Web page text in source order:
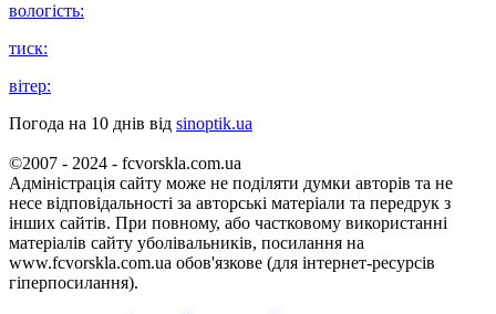
вологість:
тиск:
вітер:
Погода на 10 днів від sinoptik.ua
©2007 - 2024 - fcvorskla.com.ua
Адміністрація сайту може не поділяти думки авторів та не
несе відповідальності за авторські матеріали та передрук з
інших сайтів. При повному, або частковому використанні
матеріалів сайту уболівальників, посилання на
www.fcvorskla.com.ua обов'язкове (для інтернет-ресурсів
гіперпосилання).